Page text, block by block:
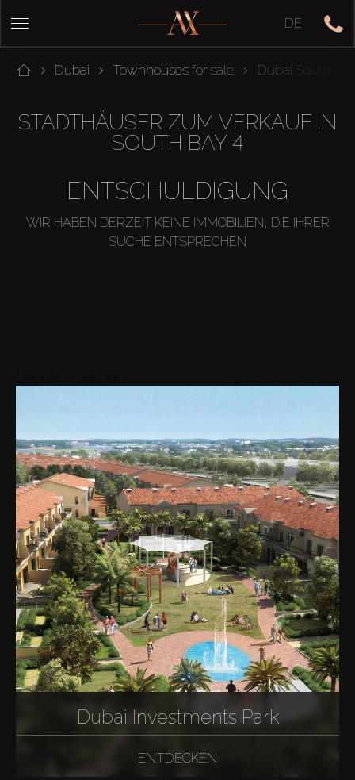
DE
Dubai Townhouses for sale Dubai South
STADTHÄUSER ZUM VERKAUF IN
SOUTH BAY 4
ENTSCHULDIGUNG
WIR HABEN DERZEIT KEINE IMMOBILIEN, DIE IHRER
SUCHE ENTSPRECHEN
Dubai Investments Park
ENTDECKEN